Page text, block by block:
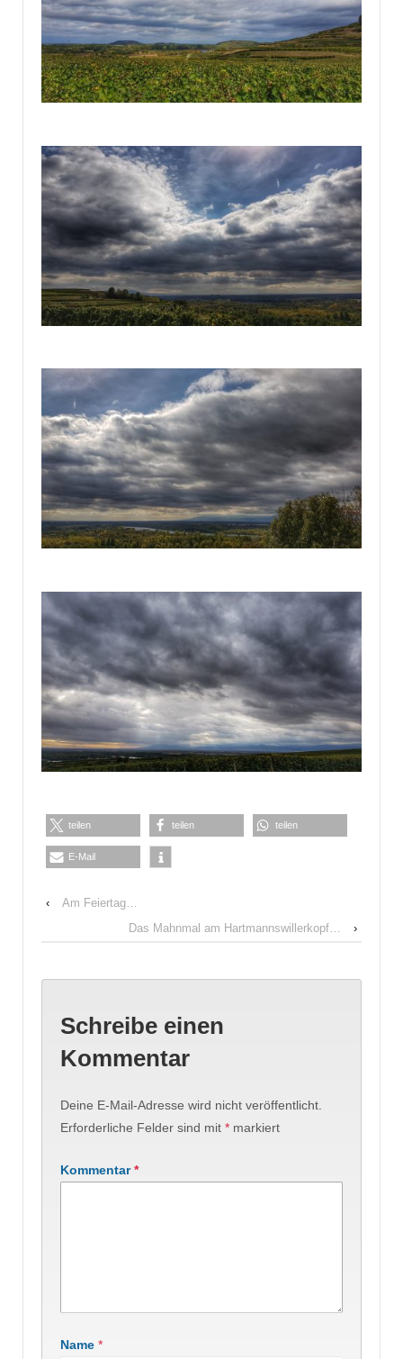
teilen teilen teilen
E-Mail
‹
Am Feiertag…
Das Mahnmal am Hartmannswillerkopf…
›
Schreibe einen
Kommentar
Deine E-Mail-Adresse wird nicht veröffentlicht.
Erforderliche Felder sind mit * markiert
Kommentar*
Name *